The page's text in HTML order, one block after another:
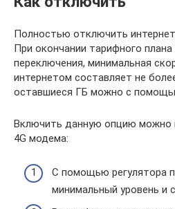
Полностью отключить
При окончании тарифного
переключения, минимальная
интернетом составляет не
оставшиеся ГБ можно с
Включить данную опцию можно
4G модема:
С помощью регулятора
минимальный уровень и